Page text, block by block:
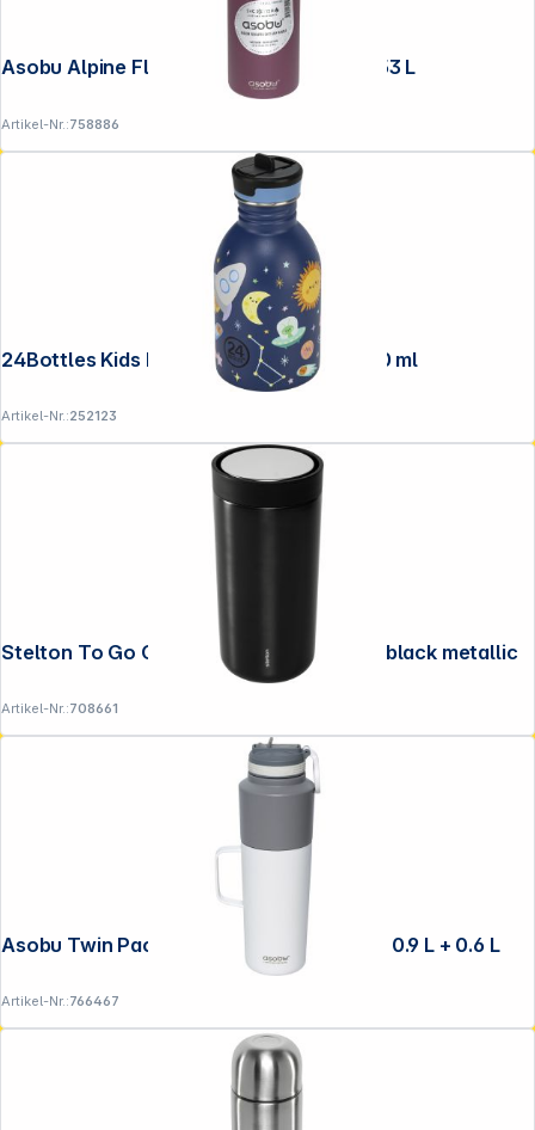
Asobu Alpine Flask Bottle Burgunder, 0.53 L
Artikel-Nr.:758886
24Bottles Kids Bottle Space Friends, 250 ml
Artikel-Nr.:252123
Stelton To Go Click Thermobecher 0,4 l black metallic
Artikel-Nr.:708661
Asobu Twin Pack Bottle with Mug Weiss, 0.9 L + 0.6 L
Artikel-Nr.:766467